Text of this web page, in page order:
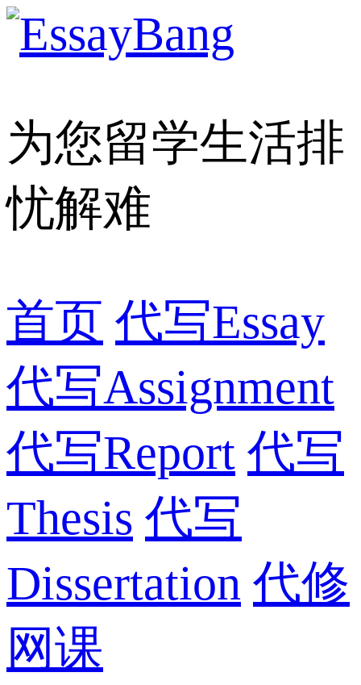
为您留学生活排
忧解难
首页 代写Essay
代写Assignment
代写Report 代写
Thesis 代写
Dissertation 代修
网课